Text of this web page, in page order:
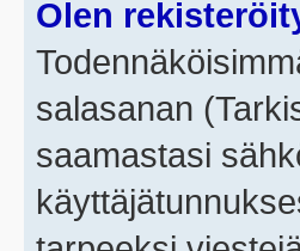
Olen
salasanan
saamastasi